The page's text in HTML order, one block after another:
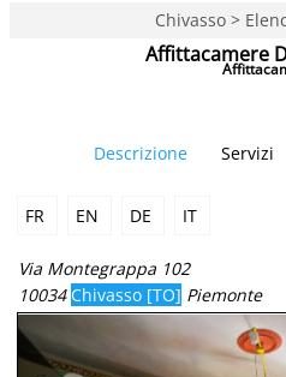
Chivasso >
Affittacamere
Descrizione Servizi
FR EN DE IT
Via Montegrappa 102
10034Chivasso [TO] Piemonte